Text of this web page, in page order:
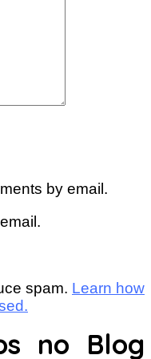
by email.
spam. Learn how
no Blog